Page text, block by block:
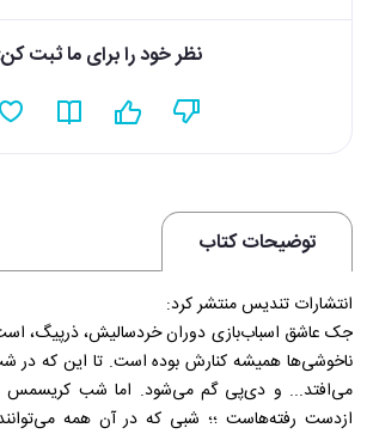
نظر خود را برای ما ثبت
توضیحات کتاب
انتشارات تندیس منتشر کرد:
جک عاشق اسباب‌بازی دوران خردسالیش، ذرپیگ،
ناخوشی‌ها همیشه کنارش بوده است. تا این که
می‌افتد... و دی‌پی گم می‌شود. اما شب کریسمس
ازدست رفته‌هاست ؛؛ شبی که در آن همه